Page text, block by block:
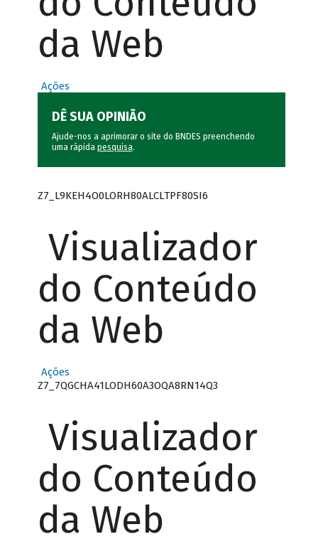
da Web
Ações
DÊ SUA OPINIÃO
Ajude-nos a aprimorar o site do BNDES preenchendo
uma rápida pesquisa.
Z7_L9KEH4O0LORH80ALCLTPF80SI6
Visualizador
do Conteúdo
da Web
Ações
Z7_7QGCHA41LODH60A3OQA8RN14Q3
Visualizador
do Conteúdo
da Web